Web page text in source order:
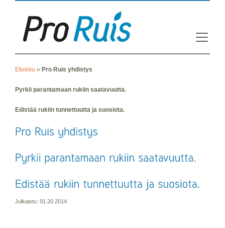
Etusivu » Pro Ruis yhdistys
Pyrkii parantamaan rukiin saatavuutta.
Edistää rukiin tunnettuutta ja suosiota.
Julkaistu: 01.20.2014